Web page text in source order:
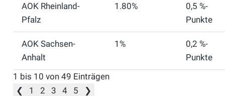
AOK Rheinland-
Pfalz
1.80%
0,5 %-
Punkte
AOK Sachsen-
Anhalt
1%
0,2 %-
Punkte
1 bis 10 von 49 Einträgen
❮
1 2 3 4 5
❯